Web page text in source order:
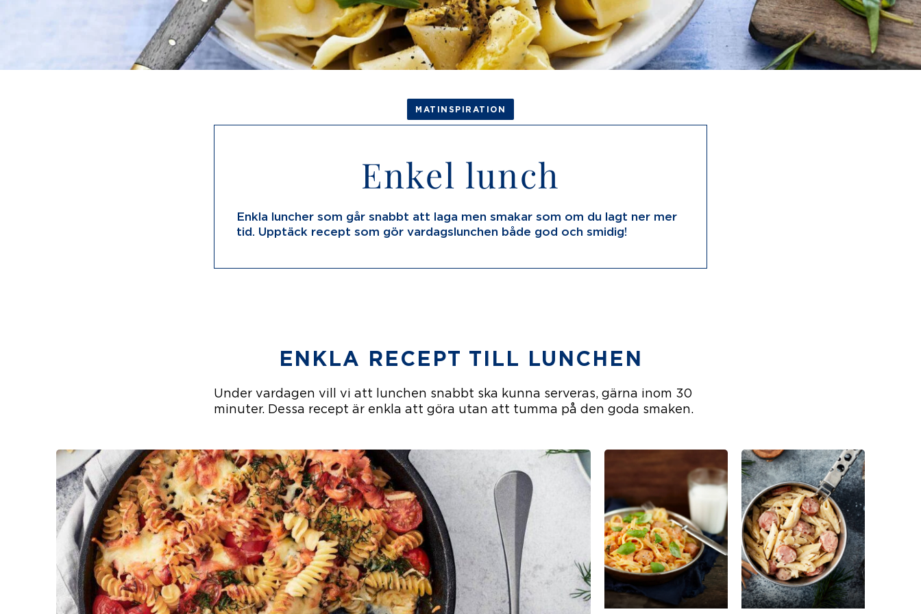
MATINSPIRATION
Enkel lunch
Enkla luncher som går snabbt att laga men smakar som om du lagt ner mer
tid. Upptäck recept som gör vardagslunchen både god och smidig!
ENKLA RECEPT TILL LUNCHEN
Under vardagen vill vi att lunchen snabbt ska kunna serveras, gärna inom 30
minuter. Dessa recept är enkla att göra utan att tumma på den goda smaken.